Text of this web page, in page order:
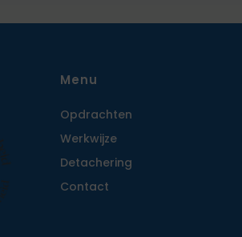
Menu
Opdrachten
Werkwijze
Detachering
Contact